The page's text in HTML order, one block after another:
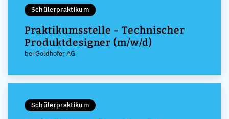
Schülerpraktikum
Praktikumsstelle - Technischer
Produktdesigner (m/w/d)
bei Goldhofer AG
Schülerpraktikum